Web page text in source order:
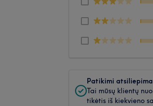
Patikimi
Tai mūsų klientų
tikėtis iš kiekvieno